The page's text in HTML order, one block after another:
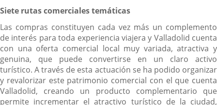
Siete rutas comerciales temáticas
Las compras constituyen cada vez más un complemento
de interés para toda experiencia viajera y Valladolid cuenta
con una oferta comercial local muy variada, atractiva y
genuina, que puede convertirse en un claro activo
turístico. A través de esta actuación se ha podido organizar
y revalorizar este patrimonio comercial con el que cuenta
Valladolid, creando un producto complementario que
permite incrementar el atractivo turístico de la ciudad,